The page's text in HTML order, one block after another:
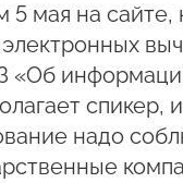
мая на сайте,
«Об
спикер,
надо